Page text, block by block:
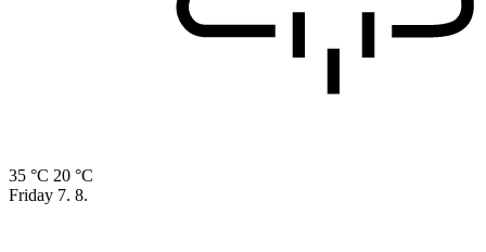
35 °C 20 °C
Friday 7. 8.